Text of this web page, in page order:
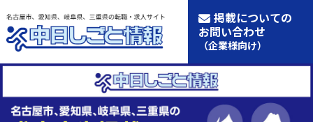
掲載についての
お問い合わせ
（企業様向け）